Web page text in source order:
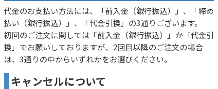
代金のお支払い方法には、「前入金（銀行振込）」、「締め
払い（銀行振込）」、「代金引換」の3通りございます。
初回のご注文に関しては「前入金（銀行振込）」か「代金引
換」でお願いしておりますが、2回目以降のご注文の場合
は、3通りの中からいずれかをお選びください。
キャンセルについて